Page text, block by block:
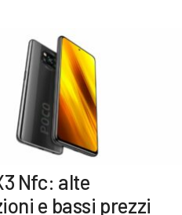
Nfc: alte
e bassi prezzi